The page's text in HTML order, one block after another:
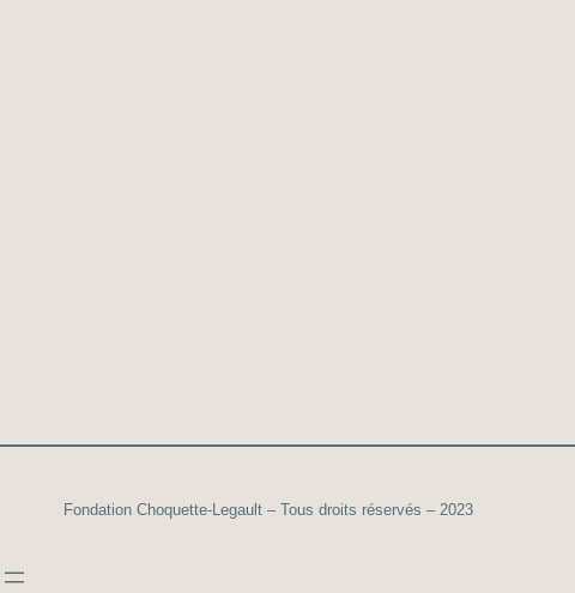
Fondation Choquette-Legault – Tous droits réservés – 2023